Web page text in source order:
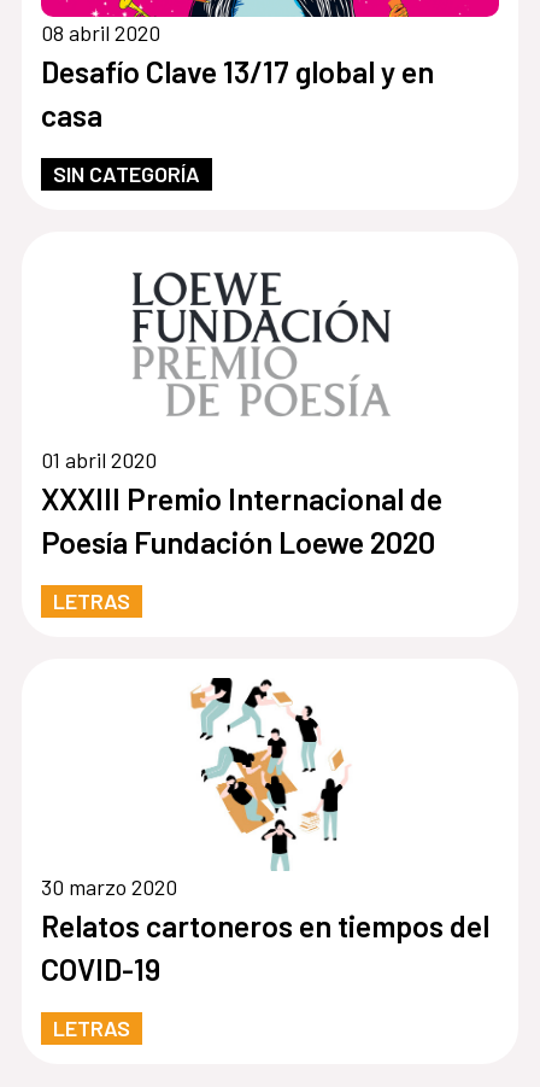
08 abril 2020
Desafío Clave 13/17 global y en
casa
SIN CATEGORÍA
01 abril 2020
XXXIII Premio Internacional de
Poesía Fundación Loewe 2020
LETRAS
30 marzo 2020
Relatos cartoneros en tiempos del
COVID-19
LETRAS